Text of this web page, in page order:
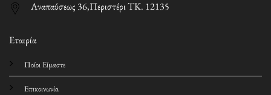
Εταιρία
Ποίοι Είμαστε
Επικοινωνία
Αναπαύσεως 36,Περιστέρι ΤΚ. 12135